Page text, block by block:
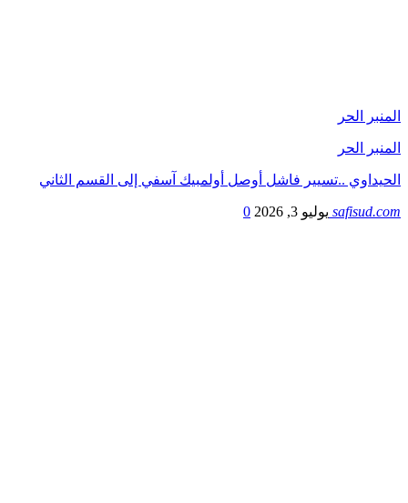
المنبر الحر
المنبر الحر
الحيداوي ..تسيير فاشل أوصل أولمبيك آسفي إلى القسم الثاني
safisud.com يوليو 3, 2026 0